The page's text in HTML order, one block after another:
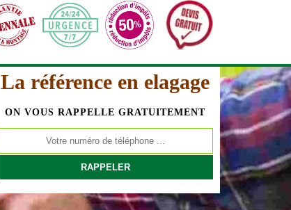
La référence en elagage
ON VOUS RAPPELLE GRATUITEMENT